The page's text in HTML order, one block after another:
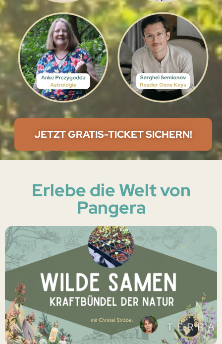
JETZT GRATIS-TICKET SICHERN!
Erlebe die Welt von
Pangera